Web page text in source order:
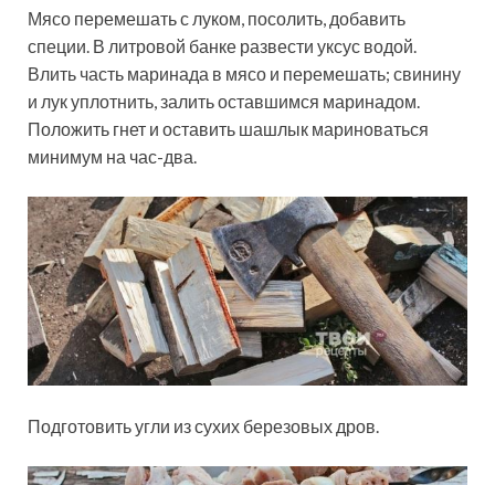
Мясо перемешать с луком, посолить, добавить
специи. В литровой банке развести уксус водой.
Влить часть маринада в мясо и перемешать; свинину
и лук уплотнить, залить оставшимся маринадом.
Положить гнет и оставить шашлык мариноваться
минимум на час-два.
Подготовить угли из сухих березовых дров.